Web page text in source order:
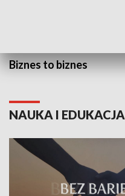
Biznes to biznes
NAUKA I EDUKACJA